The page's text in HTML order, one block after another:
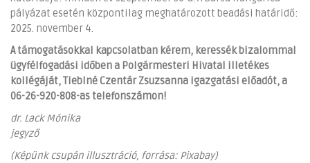
pályázat esetén központilag meghatározott beadási határidő:
2025. november 4.
A támogatásokkal kapcsolatban kérem, keressék bizalommal
ügyfélfogadási időben a Polgármesteri Hivatal illetékes
kollégáját, Tieblné Czentár Zsuzsanna igazgatási előadót, a
06-26-920-808-as telefonszámon!
dr. Lack Mónika
jegyző
(Képünk csupán illusztráció, forrása: Pixabay)